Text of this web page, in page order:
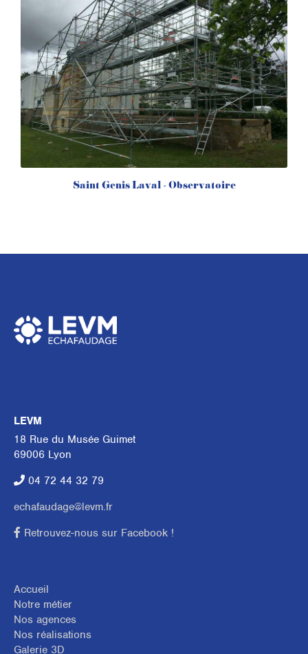
Saint Genis Laval - Observatoire
LEVM
18 Rue du Musée Guimet
69006 Lyon
04 72 44 32 79
echafaudage@levm.fr
Retrouvez-nous sur Facebook !
Accueil
Notre métier
Nos agences
Nos réalisations
Galerie 3D